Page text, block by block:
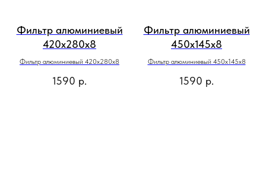
Фильтр алюминиевый
420х280х8
Фильтр алюминиевый 420х280х8
1590 р.
Фильтр алюминиевый
450х145х8
Фильтр алюминиевый 450х145х8
1590 р.